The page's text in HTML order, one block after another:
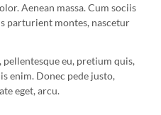
Aenean massa. Cum sociis
parturient montes, nascetur
eu, pretium quis,
enim. Donec pede justo,
eget, arcu.